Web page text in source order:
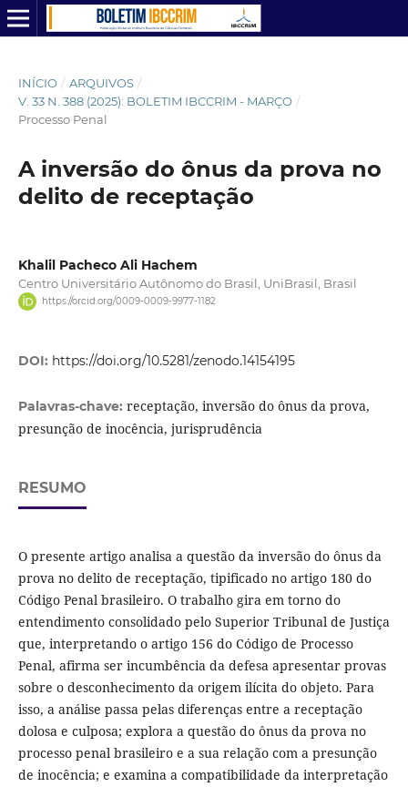
INÍCIO / ARQUIVOS /
V. 33 N. 388 (2025): BOLETIM IBCCRIM - MARÇO /
Processo Penal
A inversão do ônus da prova no
delito de receptação
Khalil Pacheco Ali Hachem
Centro Universitário Autônomo do Brasil, UniBrasil, Brasil
https://orcid.org/0009-0009-9977-1182
DOI: https://doi.org/10.5281/zenodo.14154195
Palavras-chave: receptação, inversão do ônus da prova,
presunção de inocência, jurisprudência
RESUMO
O presente artigo analisa a questão da inversão do ônus da
prova no delito de receptação, tipificado no artigo 180 do
Código Penal brasileiro. O trabalho gira em torno do
entendimento consolidado pelo Superior Tribunal de Justiça
que, interpretando o artigo 156 do Código de Processo
Penal, afirma ser incumbência da defesa apresentar provas
sobre o desconhecimento da origem ilícita do objeto. Para
isso, a análise passa pelas diferenças entre a receptação
dolosa e culposa; explora a questão do ônus da prova no
processo penal brasileiro e a sua relação com a presunção
de inocência; e examina a compatibilidade da interpretação